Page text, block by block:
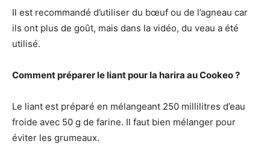
Il est recommandé d’utiliser du bœuf ou de l’agneau car
ils ont plus de goût, mais dans la vidéo, du veau a été
utilisé.
Comment préparer le liant pour la harira au Cookeo ?
Le liant est préparé en mélangeant 250 millilitres d’eau
froide avec 50 g de farine. Il faut bien mélanger pour
éviter les grumeaux.